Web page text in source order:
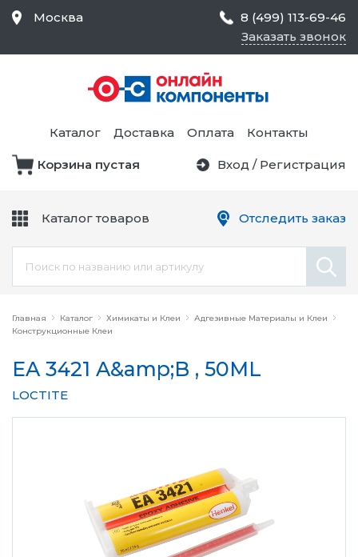
Главная Каталог Химикаты и Клеи
Адгезивные Материалы и Клеи
Конструкционные Клеи
EA 3421 A&amp;B , 50ML
LOCTITE
Москва
8 (499) 113-69-46
Заказать звонок
Каталог Доставка Оплата Контакты
Корзина пустая Вход / Регистрация
Каталог товаров
Средства Контроля
Статического
Электричества и
Безопасности,
Товары для Чистых
Цепи
Оборудование
Отследить заказ